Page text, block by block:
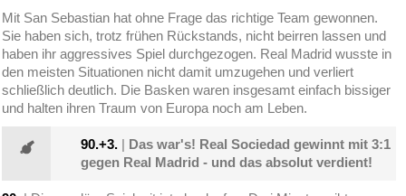
Mit San Sebastian hat ohne Frage das richtige Team gewonnen.
Sie haben sich, trotz frühen Rückstands, nicht beirren lassen und
haben ihr aggressives Spiel durchgezogen. Real Madrid wusste in
den meisten Situationen nicht damit umzugehen und verliert
schließlich deutlich. Die Basken waren insgesamt einfach bissiger
und halten ihren Traum von Europa noch am Leben.
90.+3. | Das war's! Real Sociedad gewinnt mit 3:1
gegen Real Madrid - und das absolut verdient!